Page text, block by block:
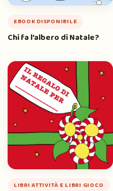
EBOOK DISPONIBILE
Chi fa l’albero di Natale?
LIBRI ATTIVITÀ E LIBRI GIOCO